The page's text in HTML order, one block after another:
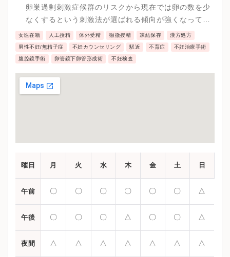
卵巣過剰刺激症候群のリスクから現在では卵の数を少
なくするという刺激法が選ばれる傾向が強くなってい
ます。しかし、年齢と共に卵子の質が低下していくリ
スクがあるため一度に良い卵をとり、凍結しておき、
それを一つずつ移植する方法で妊娠率を最大化する方
女医在籍 人工授精 体外受精 顕微授精 凍結保存 漢方処方
男性不妊/無精子症 不妊カウンセリング 駅近 不育症 不妊治療手術
腹腔鏡手術 卵管鏡下卵管形成術 不妊検査
曜日 月 火 水 木 金 土 日
午前 〇 〇 〇 〇 〇 〇 △
午後 〇 〇 〇 △ 〇 〇 △
夜間 △ △ △ △ △ △ △